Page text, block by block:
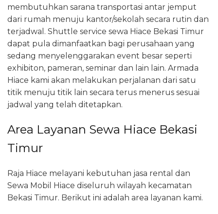
membutuhkan sarana transportasi antar jemput
dari rumah menuju kantor/sekolah secara rutin dan
terjadwal. Shuttle service sewa Hiace Bekasi Timur
dapat pula dimanfaatkan bagi perusahaan yang
sedang menyelenggarakan event besar seperti
exhibiton, pameran, seminar dan lain lain. Armada
Hiace kami akan melakukan perjalanan dari satu
titik menuju titik lain secara terus menerus sesuai
jadwal yang telah ditetapkan.
Area Layanan Sewa Hiace Bekasi
Timur
Raja Hiace melayani kebutuhan jasa rental dan
Sewa Mobil Hiace diseluruh wilayah kecamatan
Bekasi Timur. Berikut ini adalah area layanan kami.